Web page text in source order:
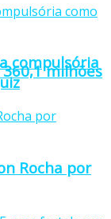
milhões
compulsória
Rocha por